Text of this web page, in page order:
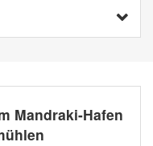
Mandraki-Hafen